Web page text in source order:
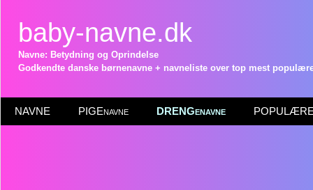
baby-navne.dk
Navne: Betydning og Oprindelse
Godkendte danske børnenavne + navneliste over top mest
NAVNE PIGEnavne DRENGenavne POPULÆRE